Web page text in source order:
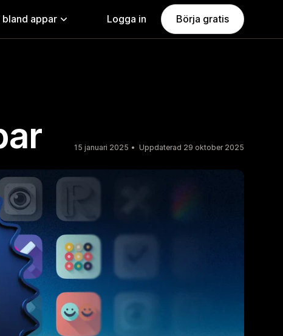
bland appar Logga in Börja gratis
15 januari 2025 Uppdaterad 29 oktober 2025